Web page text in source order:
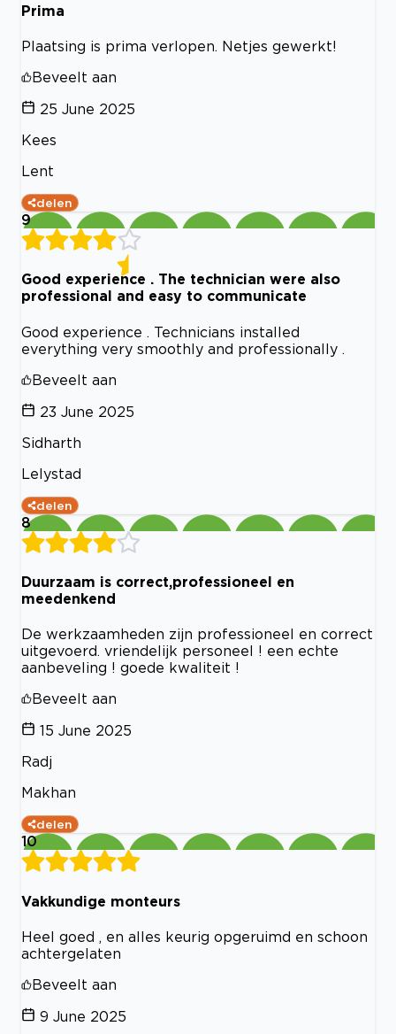
Prima
Plaatsing is prima verlopen. Netjes gewerkt!
Beveelt aan
25 June 2025
Kees
Lent
delen
9
Good experience . The technician were also
professional and easy to communicate
Good experience . Technicians installed
everything very smoothly and professionally .
Beveelt aan
23 June 2025
Sidharth
Lelystad
delen
8
Duurzaam is correct,professioneel en
meedenkend
De werkzaamheden zijn professioneel en correct
uitgevoerd. vriendelijk personeel ! een echte
aanbeveling ! goede kwaliteit !
Beveelt aan
15 June 2025
Radj
Makhan
delen
10
Vakkundige monteurs
Heel goed , en alles keurig opgeruimd en schoon
achtergelaten
Beveelt aan
9 June 2025